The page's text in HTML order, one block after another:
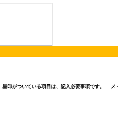
星印がついている項目は、記入必要事項です。 メ